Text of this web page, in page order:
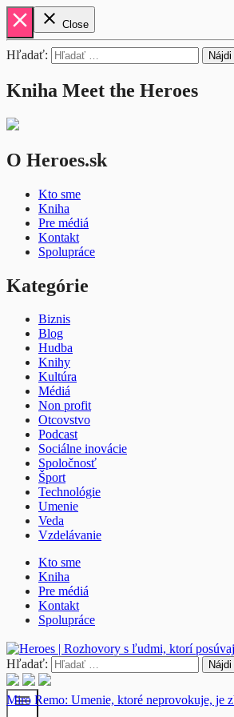
close close Close
Hľadať:
Kniha Meet the Heroes
O Heroes.sk
Kto sme
Kniha
Pre médiá
Kontakt
Spolupráce
Kategórie
Biznis
Blog
Hudba
Knihy
Kultúra
Médiá
Non profit
Otcovstvo
Podcast
Sociálne inovácie
Spoločnosť
Šport
Technológie
Umenie
Veda
Vzdelávanie
Kto sme
Kniha
Pre médiá
Kontakt
Spolupráce
Hľadať:
menu
Miro Remo: Umenie, ktoré neprovokuje, je